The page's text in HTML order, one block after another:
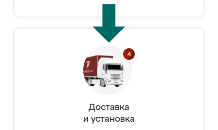
Доставка
и установка